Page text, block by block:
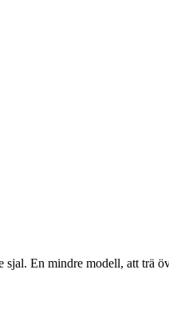
En mindre modell, att